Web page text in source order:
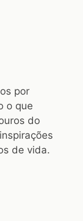
por
o que
do
de vida.